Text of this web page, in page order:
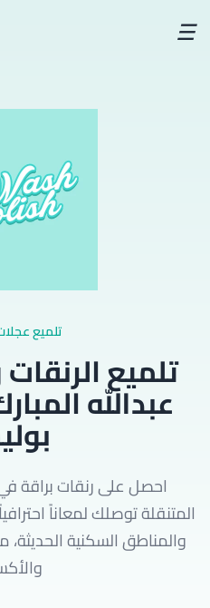
☰
تلميع
تلميع
عبدالله
احصل على رنقات براقة في
المتنقلة توصلك لمعاناً
والمناطق السكنية الحديثة،